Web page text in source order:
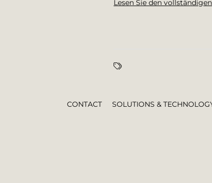
Lesen Sie den
SOLUTIONS &
CONTACT